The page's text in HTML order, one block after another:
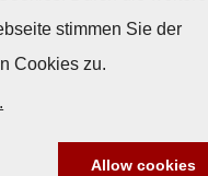
stimmen Sie der
Cookies zu.
Allow cookies